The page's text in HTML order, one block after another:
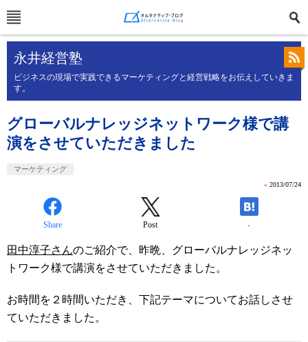
永井経営塾
ビジネスの現場で実践できるマーケティングと経営戦略をお伝えしていきま
す。
グローバルナレッジネットワーク様で講
演をさせていただきました
マーケティング
» 2013/07/24
Share Post -
田中淳子さんのご紹介で、昨晩、グローバルナレッジネッ
トワーク様で講演をさせていただきました。
お時間を２時間いただき、下記テーマについてお話しさせ
ていただきました。